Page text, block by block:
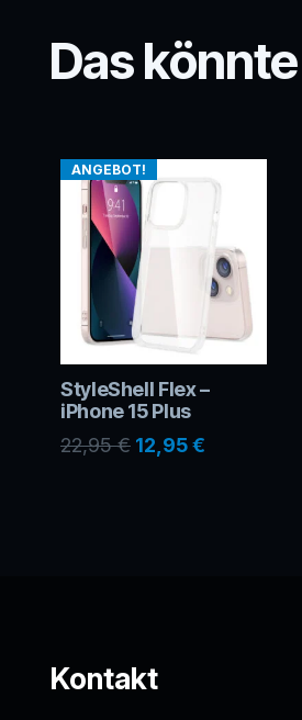
Das
ANGEBOT!
StyleShell Flex –
iPhone 15 Plus
22,95€ Ursprünglicher
12,95€Aktueller
Kontakt